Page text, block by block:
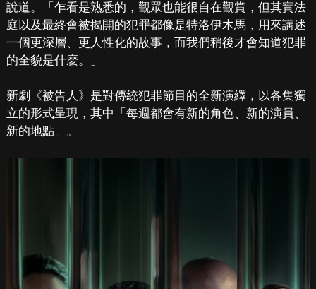
說道。「乍看是熟悉的，觀眾也能很自在觀賞，但其實法
庭以及最終會被揭開的犯罪都像是特洛伊木馬，用來講述
一個更深層、更人性化的故事，而我們稍後才會知道犯罪
的全貌是什麼。」
新劇《被告人》是對傳統犯罪節目的全新演繹，以各集獨
立的形式呈現，其中「每週都會有新的角色、新的演員、
新的地點」。